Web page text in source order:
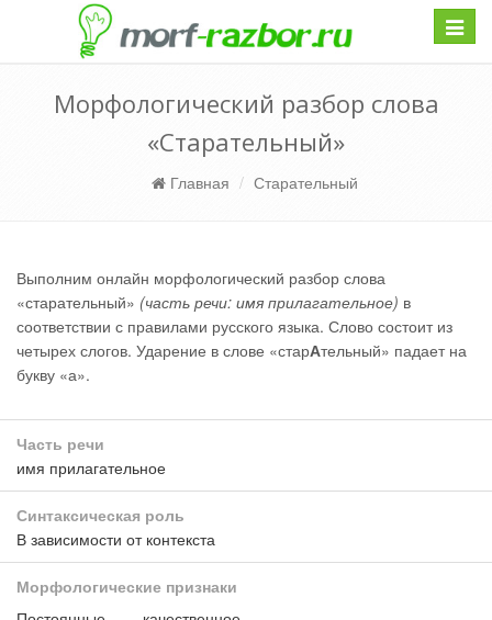
Морфологический разбор слова
«Старательный»
Главная Старательный
Выполним онлайн морфологический разбор слова
«старательный» (часть речи: имя прилагательное) в
соответствии с правилами русского языка. Слово состоит из
четырех слогов. Ударение в слове «старАтельный» падает на
букву «а».
Часть речи
имя прилагательное
Синтаксическая роль
В зависимости от контекста
Морфологические признаки